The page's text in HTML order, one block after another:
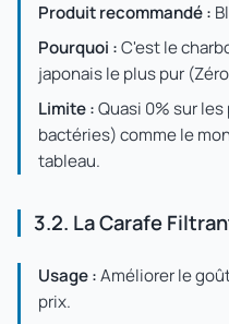
Produit recommandé :
Pourquoi :C'est le
japonais le plus pur
Limite :Quasi 0% sur
bactéries) comme le
tableau.
3.2. La Carafe
Usage :Améliorer le
prix.